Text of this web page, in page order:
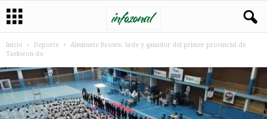
Inicio Deporte
Almirante Brown: Sede y ganador del primer provincial de
Taekwon-do